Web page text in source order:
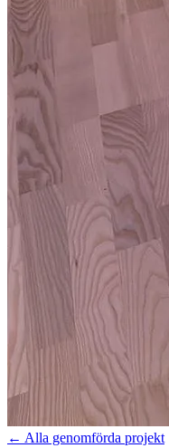
← Alla genomförda projekt